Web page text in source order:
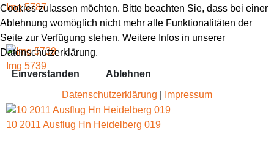
Img 5787
Img 5739
10 2011 Ausflug Hn Heidelberg 019
Cookies zulassen möchten. Bitte beachten Sie, dass bei einer
Ablehnung womöglich nicht mehr alle Funktionalitäten der
Seite zur Verfügung stehen. Weitere Infos in unserer
Datenschutzerklärung.
Einverstanden
Ablehnen
Datenschutzerklärung
Impressum